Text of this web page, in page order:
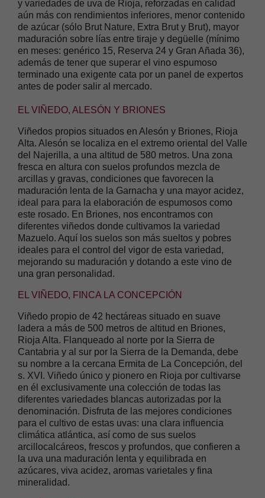
y variedades de uva de Rioja, reforzadas en calidad
aún más con rendimientos inferiores, menor contenido
de azúcar (sólo Brut Nature, Extra Brut y Brut), mayor
maduración sobre lías entre tiraje y degüelle (mínimo
en meses: genérico 15, Reserva 24 y Gran Añada 36),
además de tener que superar el vino espumoso
terminado una exigente cata por un panel de expertos
antes de poder salir al mercado.
EL VIÑEDO, ALESÓN Y BRIONES
Viñedos propios situados en Alesón y Briones, Rioja
Alta. Alesón se localiza en el extremo oriental del Valle
del Najerilla, a una altitud de 580 metros. Una zona
fresca en altura con suelos profundos mezcla de
arcillas y gravas, condiciones que favorecen la
maduración lenta de la Garnacha y una mayor acidez,
ideal para para la elaboración de espumosos como
este rosado. En Briones, nos encontramos con
diferentes viñedos donde cultivamos la variedad
Mazuelo. Aquí los suelos son más sueltos y pobres
ideales para el control del vigor de esta variedad,
mejorando su maduración y dotando a este vino de
una gran personalidad.
EL VIÑEDO, FINCA LA CONCEPCIÓN
Viñedo propio de 42 hectáreas situado en suave
ladera a más de 500 metros de altitud en Briones,
Rioja Alta. Flanqueado al norte por la Sierra de
Cantabria y al sur por la Sierra de la Demanda, debe
su nombre a la cercana Ermita de La Concepción, del
s. XVI. Viñedo único y pionero en Rioja por cultivarse
en él exclusivamente una colección de todas las
diferentes variedades blancas autorizadas por la
denominación. Disfruta de las mejores condiciones
para el cultivo de estas uvas: una clara influencia
climática atlántica, así como de sus suelos
arcillocalcáreos, frescos y profundos, que confieren a
la uva una maduración lenta y equilibrada en
azúcares, viva acidez, aromas varietales y fina
mineralidad.